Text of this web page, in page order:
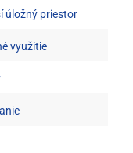
úložný priestor
využitie